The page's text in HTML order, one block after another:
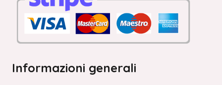
Informazioni generali